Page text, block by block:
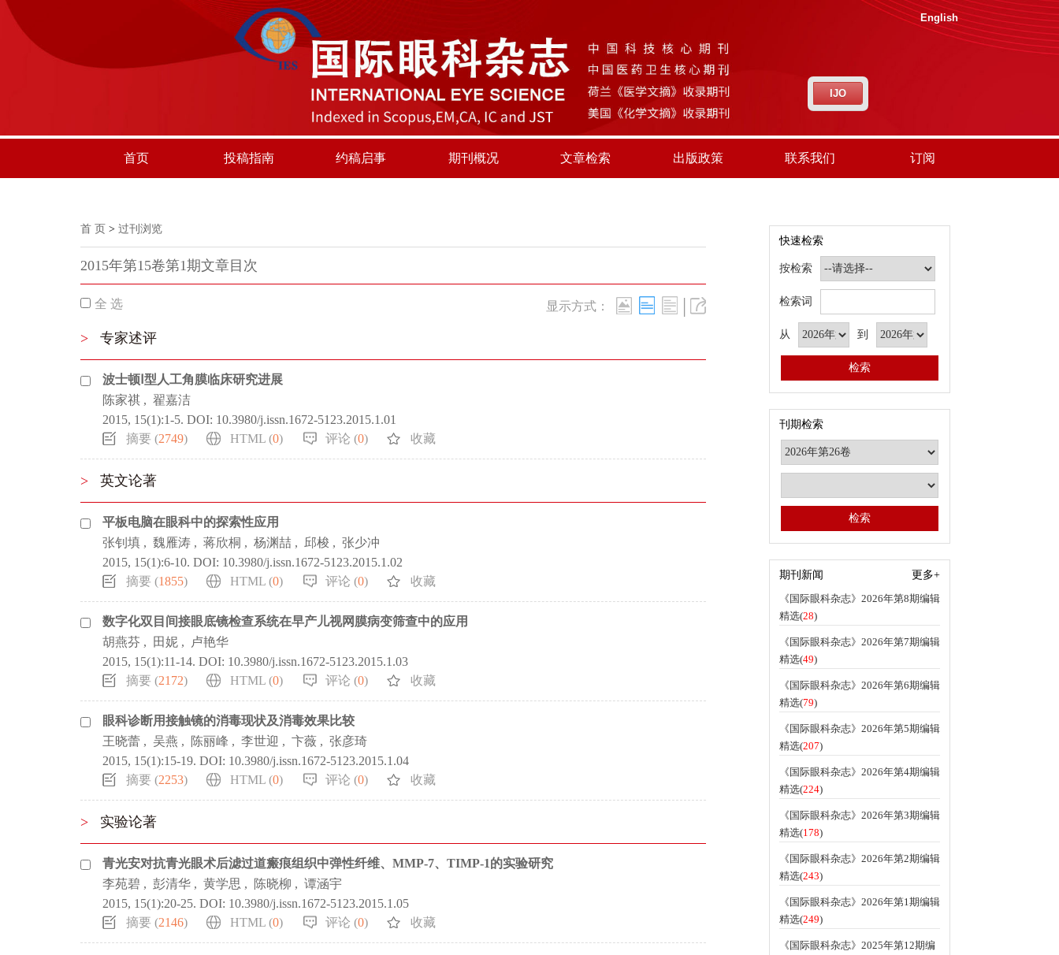
English
IJO
首页 投稿指南 约稿启事 期刊概况 文章检索 出版政策 联系我们 订阅
首 页 > 过刊浏览
2015年第15卷第1期文章目次
全 选 显示方式： |
> 专家述评
波士顿Ⅰ型人工角膜临床研究进展
陈家祺 , 翟嘉洁
2015, 15(1):1-5. DOI: 10.3980/j.issn.1672-5123.2015.1.01
摘要 (2749) HTML (0) 评论 (0) 收藏
> 英文论著
平板电脑在眼科中的探索性应用
张钊填 , 魏雁涛 , 蒋欣桐 , 杨渊喆 , 邱梭 , 张少冲
2015, 15(1):6-10. DOI: 10.3980/j.issn.1672-5123.2015.1.02
摘要 (1855) HTML (0) 评论 (0) 收藏
数字化双目间接眼底镜检查系统在早产儿视网膜病变筛查中的应用
胡燕芬 , 田妮 ,
卢艳华
2015, 15(1):11-14. DOI: 10.3980/j.issn.1672-5123.2015.1.03
摘要 (2172) HTML (0) 评论 (0) 收藏
眼科诊断用接触镜的消毒现状及消毒效果比较
王晓蕾 , 吴燕 , 陈丽峰 , 李世迎 , 卞薇 , 张彦琦
2015, 15(1):15-19. DOI: 10.3980/j.issn.1672-5123.2015.1.04
摘要 (2253) HTML (0) 评论 (0) 收藏
> 实验论著
青光安对抗青光眼术后滤过道瘢痕组织中弹性纤维、MMP-7、TIMP-1的实验研究
李苑碧 , 彭清华 , 黄学思 , 陈晓柳 , 谭涵宇
2015, 15(1):20-25. DOI: 10.3980/j.issn.1672-5123.2015.1.05
摘要 (2146) HTML (0) 评论 (0) 收藏
快速检索
按检索
检索词
从 到
刊期检索
期刊新闻
更多+
《国际眼科杂志》2026年第8期编辑
精选(28)
《国际眼科杂志》2026年第7期编辑
精选(49)
《国际眼科杂志》2026年第6期编辑
精选(79)
《国际眼科杂志》2026年第5期编辑
精选(207)
《国际眼科杂志》2026年第4期编辑
精选(224)
《国际眼科杂志》2026年第3期编辑
精选(178)
《国际眼科杂志》2026年第2期编辑
精选(243)
《国际眼科杂志》2026年第1期编辑
精选(249)
《国际眼科杂志》2025年第12期编